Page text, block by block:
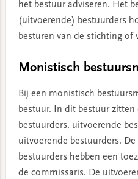
het bestuur adviseren. Het
(uitvoerende) bestuurders
besturen van de stichting of
Monistisch
Bij een monistisch
bestuur. In dit bestuur
bestuurders, uitvoerende
uitvoerende bestuurders.
bestuurders hebben een
de commissaris. De